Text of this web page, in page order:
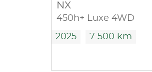
NX
450h+ Luxe 4WD
2025 7 500 km